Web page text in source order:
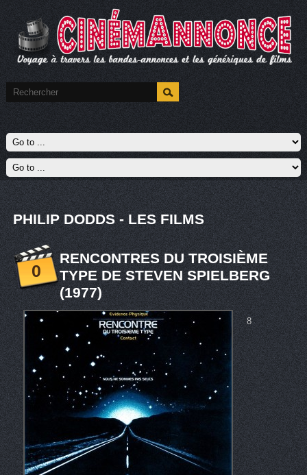
PHILIP DODDS - LES FILMS
0
RENCONTRES DU TROISIÈME
TYPE DE STEVEN SPIELBERG
(1977)
8